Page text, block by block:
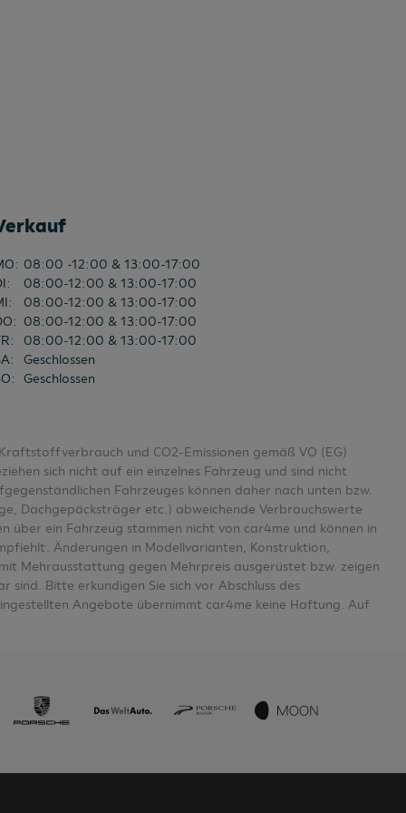
: 08:00 -12:00 & 13:00-17:00
:
08:00-12:00 & 13:00-17:00
:
08:00-12:00 & 13:00-17:00
: 08:00-12:00 & 13:00-17:00
:
08:00-12:00 & 13:00-17:00
:
Geschlossen
: Geschlossen
sich nicht auf ein einzelnes Fahrzeug und sind nicht
Fahrzeuges können daher nach unten bzw.
Dachgepäcksträger etc.) abweichende Verbrauchswerte
Änderungen in Modellvarianten, Konstruktion,